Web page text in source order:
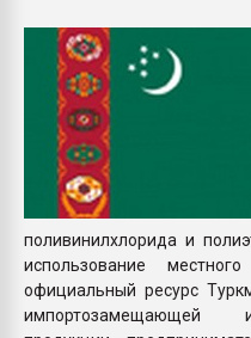
поливинилхлорида и
использование
официальный ресурс
импортозамещающей и